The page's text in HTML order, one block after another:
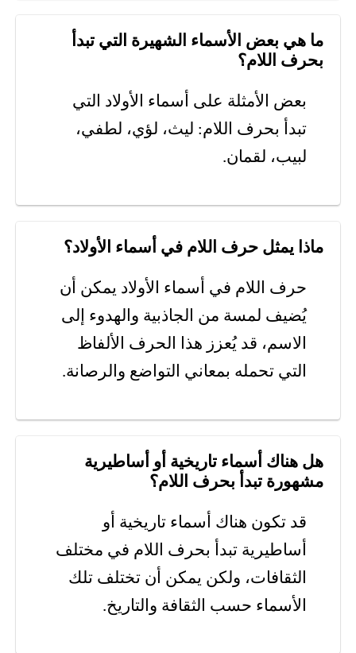
ما هي بعض الأسماء الشهيرة التي تبدأ
بحرف اللام؟
بعض الأمثلة على أسماء الأولاد التي
تبدأ بحرف اللام: ليث، لؤي، لطفي،
لبيب، لقمان.
ماذا يمثل حرف اللام في أسماء الأولاد؟
حرف اللام في أسماء الأولاد يمكن أن
يُضيف لمسة من الجاذبية والهدوء إلى
الاسم، قد يُعزز هذا الحرف الألفاظ
التي تحمله بمعاني التواضع والرصانة.
هل هناك أسماء تاريخية أو أساطيرية
مشهورة تبدأ بحرف اللام؟
قد تكون هناك أسماء تاريخية أو
أساطيرية تبدأ بحرف اللام في مختلف
الثقافات، ولكن يمكن أن تختلف تلك
الأسماء حسب الثقافة والتاريخ.